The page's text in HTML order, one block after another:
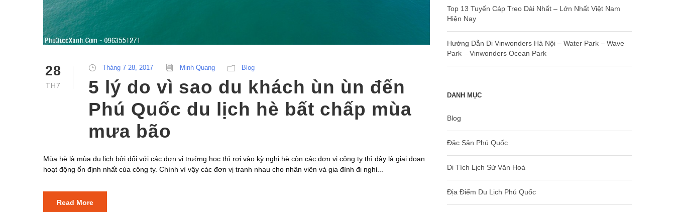
28
TH7
Tháng 7 28, 2017 Minh Quang Blog
5 lý do vì sao du khách ùn ùn đến
Phú Quốc du lịch hè bất chấp mùa
mưa bão
Mùa hè là mùa du lịch bởi đối với các đơn vị trường học thì rơi vào kỳ nghỉ hè còn các đơn vị công ty thì đây là giai đoạn
hoạt động ổn định nhất của công ty. Chính vì vậy các đơn vị tranh nhau cho nhân viên và gia đình đi nghỉ...
Read More
Top 13 Tuyến Cáp Treo Dài Nhất – Lớn Nhất Việt Nam
Hiện Nay
Hướng Dẫn Đi Vinwonders Hà Nội – Water Park – Wave
Park – Vinwonders Ocean Park
DANH MỤC
Blog
Đặc Sản Phú Quốc
Di Tích Lịch Sử Văn Hoá
Địa Điểm Du Lịch Phú Quốc